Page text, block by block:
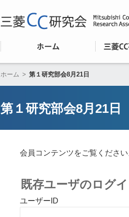
ホーム > 第１研究部会8月21日
第１研究部会8月21日
会員コンテンツをご覧くださ
既存ユーザのログ
ユーザーID